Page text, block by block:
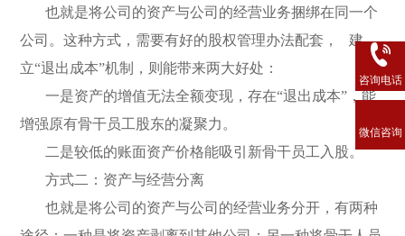
也就是将公司的资产与公司的经营业务捆绑在同一个
公司。这种方式，需要有好的股权管理办法配套， 建
立“退出成本”机制，则能带来两大好处：
一是资产的增值无法全额变现，存在“退出成本”，能
增强原有骨干员工股东的凝聚力。
二是较低的账面资产价格能吸引新骨干员工入股。
方式二：资产与经营分离
也就是将公司的资产与公司的经营业务分开，有两种
咨询电话
微信咨询